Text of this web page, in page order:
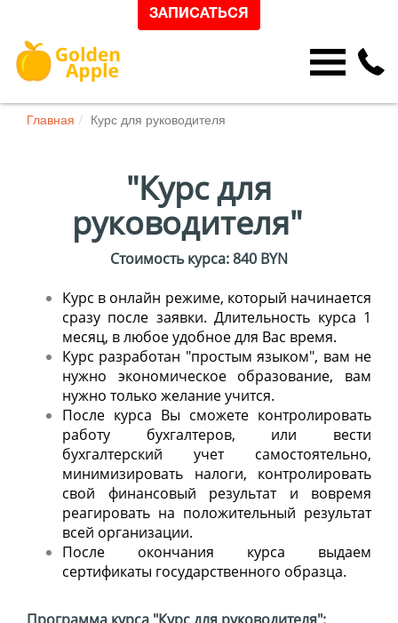
ЗАПИСАТЬСЯ
Главная Курс для руководителя
"Курс для
руководителя"
Стоимость курса: 840 BYN
Курс в онлайн режиме, который начинается
сразу после заявки. Длительность курса 1
месяц, в любое удобное для Вас время.
Курс разработан "простым языком", вам не
нужно экономическое образование, вам
нужно только желание учится.
После курса Вы сможете контролировать
работу бухгалтеров, или вести
бухгалтерский учет самостоятельно,
минимизировать налоги, контролировать
свой финансовый результат и вовремя
реагировать на положительный результат
всей организации.
После окончания курса выдаем
сертификаты государственного образца.